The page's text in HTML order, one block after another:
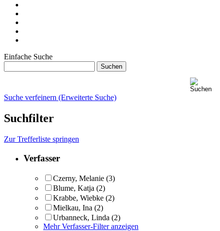
Einfache Suche
Suche verfeinern (Erweiterte Suche)
Suchfilter
Zur Trefferliste springen
Verfasser
Czerny, Melanie (3)
Blume, Katja (2)
Krabbe, Wiebke (2)
Mielkau, Ina (2)
Urbanneck, Linda (2)
Mehr Verfasser-Filter anzeigen